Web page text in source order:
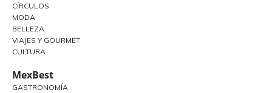
CÍRCULOS
MODA
BELLEZA
VIAJES Y GOURMET
CULTURA
MexBest
GASTRONOMÍA